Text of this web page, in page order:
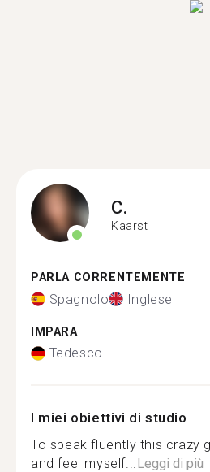
C.
Kaarst
PARLA CORRENTEMENTE
Spagnolo Inglese
IMPARA
Tedesco
I miei obiettivi di studio
To speak fluently this crazy
and feel myself...Leggi di più